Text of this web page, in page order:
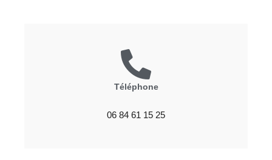
Téléphone
06 84 61 15 25